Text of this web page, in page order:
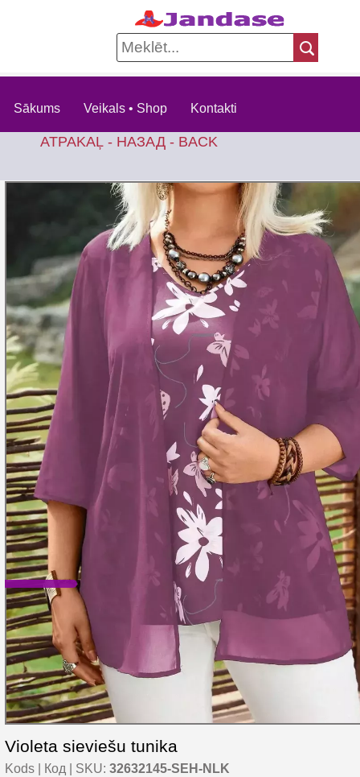
Sākums Veikals • Shop Kontakti
ATPAKAĻ - НАЗАД - BACK
Violeta sieviešu tunika
Kods | Код | SKU: 32632145-SEH-NLK